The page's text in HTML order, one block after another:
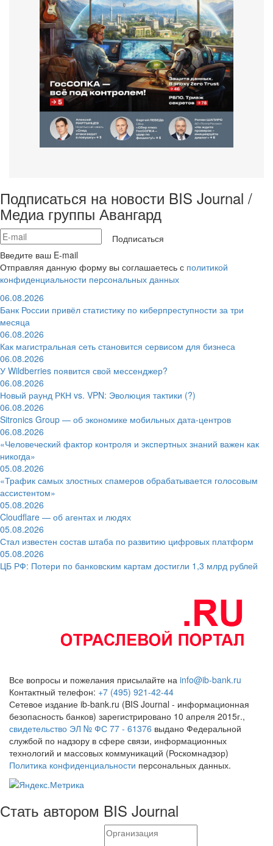
Подписаться на новости BIS Journal /
Медиа группы Авангард
Подписаться
Введите ваш E-mail
Отправляя данную форму вы соглашаетесь с политикой
конфиденциальности персональных данных
06.08.2026
Банк России привёл статистику по киберпреступности за три
месяца
06.08.2026
Как магистральная сеть становится сервисом для бизнеса
06.08.2026
У Wildberries появится свой мессенджер?
06.08.2026
Новый раунд РКН vs. VPN: Эволюция тактики (?)
06.08.2026
Sitronics Group — об экономике мобильных дата-центров
06.08.2026
«Человеческий фактор контроля и экспертных знаний важен как
никогда»
05.08.2026
«Трафик самых злостных спамеров обрабатывается голосовым
ассистентом»
05.08.2026
Cloudflare — об агентах и людях
05.08.2026
Стал известен состав штаба по развитию цифровых платформ
05.08.2026
ЦБ РФ: Потери по банковским картам достигли 1,3 млрд рублей
Все вопросы и пожелания присылайте на info@ib-bank.ru
Контактный телефон: +7 (495) 921-42-44
Сетевое издание ib-bank.ru (BIS Journal - информационная
безопасность банков) зарегистрировано 10 апреля 2015г.,
свидетельство ЭЛ № ФС 77 - 61376 выдано Федеральной
службой по надзору в сфере связи, информационных
технологий и массовых коммуникаций (Роскомнадзор)
Политика конфиденциальности персональных данных.
Стать автором BIS Journal